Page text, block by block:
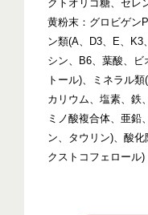
クトオリゴ糖、セレ
黄粉末：グロビゲン
ン類(A、D3、E、K3
シン、B6、葉酸、ビ
トール)、ミネラル
カリウム、塩素、鉄
ミノ酸複合体、亜鉛
ン、タウリン)、酸
クストコフェロール)